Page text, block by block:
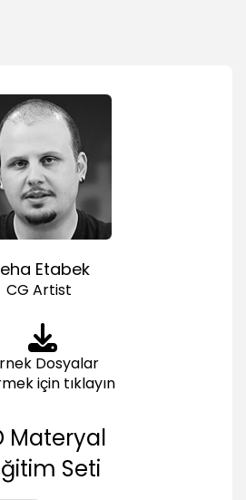
Etabek
CG Artist
Dosyalar
için tıklayın
Materyal
Seti